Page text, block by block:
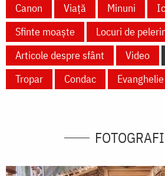
Canon Viață Minuni
Sfinte moaște
Locuri de
Articole despre sfânt
Video
Tropar
Condac Evanghelie